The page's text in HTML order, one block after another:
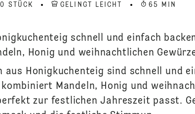
STÜCK GELINGT LEICHT 65 MIN
schnell und einfach
Honig und weihnachtlichen
aus Honigkuchenteig sind schnell und
Mandeln, Honig und
zur festlichen Jahreszeit passt.